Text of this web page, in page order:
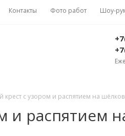
Контакты Фото работ Шоу-
крест с узором и распятием на
и распятием